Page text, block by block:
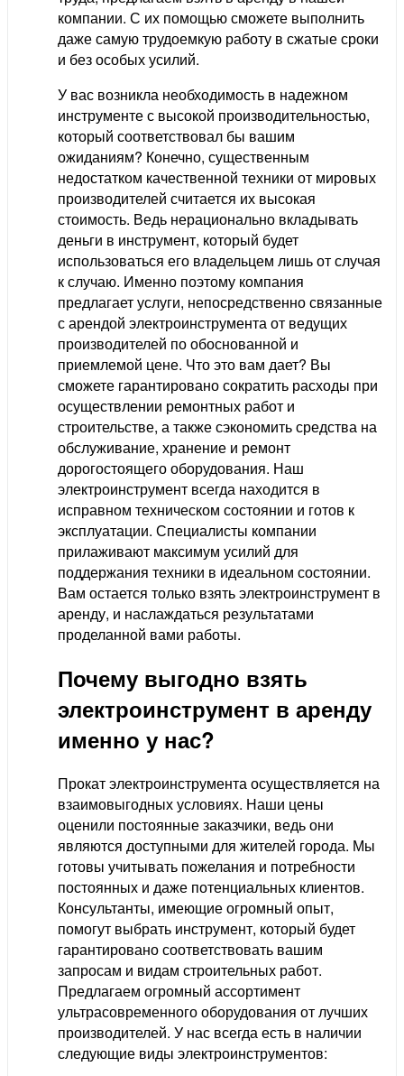
компании. С их помощью сможете выполнить
даже самую трудоемкую работу в сжатые сроки
и без особых усилий.
У вас возникла необходимость в надежном
инструменте с высокой производительностью,
который соответствовал бы вашим
ожиданиям? Конечно, существенным
недостатком качественной техники от мировых
производителей считается их высокая
стоимость. Ведь нерационально вкладывать
деньги в инструмент, который будет
использоваться его владельцем лишь от случая
к случаю. Именно поэтому компания
предлагает услуги, непосредственно связанные
с арендой электроинструмента от ведущих
производителей по обоснованной и
приемлемой цене. Что это вам дает? Вы
сможете гарантировано сократить расходы при
осуществлении ремонтных работ и
строительстве, а также сэкономить средства на
обслуживание, хранение и ремонт
дорогостоящего оборудования. Наш
электроинструмент всегда находится в
исправном техническом состоянии и готов к
эксплуатации. Специалисты компании
прилаживают максимум усилий для
поддержания техники в идеальном состоянии.
Вам остается только взять электроинструмент в
аренду, и наслаждаться результатами
проделанной вами работы.
Почему выгодно взять
электроинструмент в аренду
именно у нас?
Прокат электроинструмента осуществляется на
взаимовыгодных условиях. Наши цены
оценили постоянные заказчики, ведь они
являются доступными для жителей города. Мы
готовы учитывать пожелания и потребности
постоянных и даже потенциальных клиентов.
Консультанты, имеющие огромный опыт,
помогут выбрать инструмент, который будет
гарантировано соответствовать вашим
запросам и видам строительных работ.
Предлагаем огромный ассортимент
ультрасовременного оборудования от лучших
производителей. У нас всегда есть в наличии
следующие виды электроинструментов: